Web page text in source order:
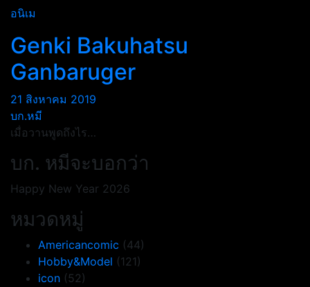
อนิเม
Genki Bakuhatsu
Ganbaruger
21 สิงหาคม 2019
บก.หมี
เมื่อวานพูดถึงไร…
บก. หมีจะบอกว่า
Happy New Year 2026
หมวดหมู่
Americancomic (44)
Hobby&Model (121)
icon (52)